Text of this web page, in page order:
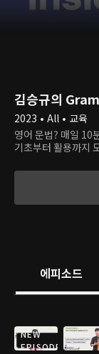
김승규의
2023 • All • 교육
영어 문법? 매일 10
기초부터 활용까지
에피소드
NEW
EPISODE